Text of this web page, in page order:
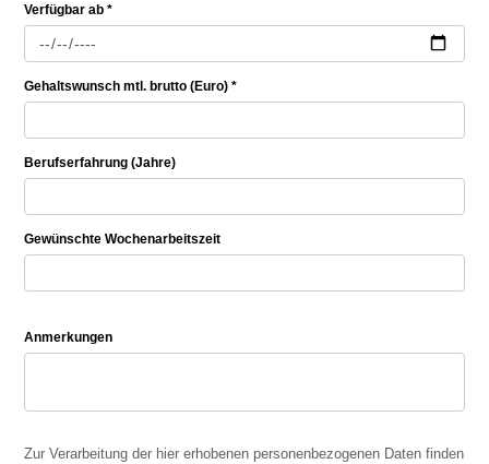
Verfügbar ab *
Gehaltswunsch mtl. brutto (Euro) *
Berufserfahrung (Jahre)
Gewünschte Wochenarbeitszeit
Anmerkungen
Zur Verarbeitung der hier erhobenen personenbezogenen Daten finden